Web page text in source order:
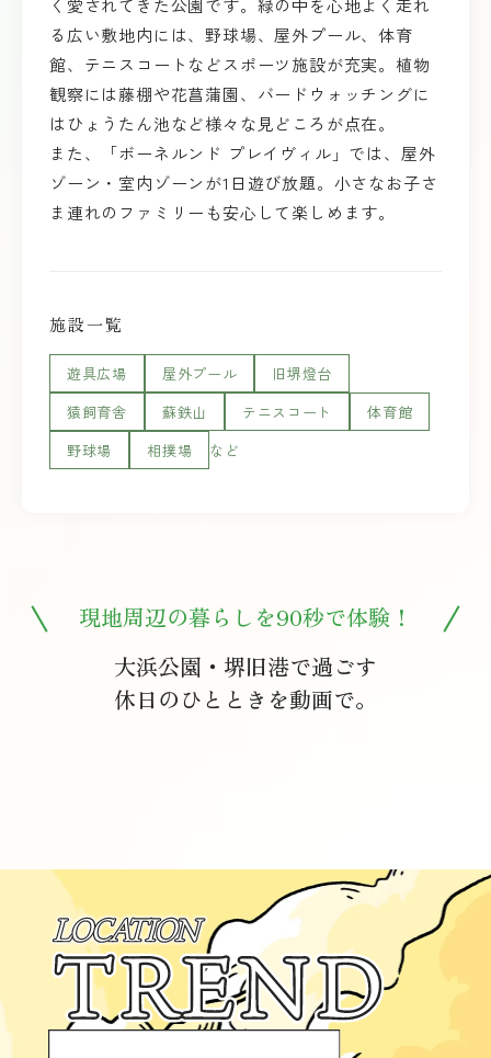
く愛されてきた公園です。緑の中を心地よく走れ
る広い敷地内には、野球場、屋外プール、体育
館、テニスコートなどスポーツ施設が充実。植物
観察には藤棚や花菖蒲園、バードウォッチングに
はひょうたん池など様々な見どころが点在。
また、「ボーネルンド プレイヴィル」では、屋外
ゾーン・室内ゾーンが1日遊び放題。小さなお子さ
ま連れのファミリーも安心して楽しめます。
施設一覧
遊具広場 屋外プール
旧堺燈台
猿飼育舎
蘇鉄山 テニスコート
体育館
野球場
相撲場 など
現地周辺の暮らしを90秒で体験！
大浜公園・堺旧港で過ごす
休日のひとときを動画で。